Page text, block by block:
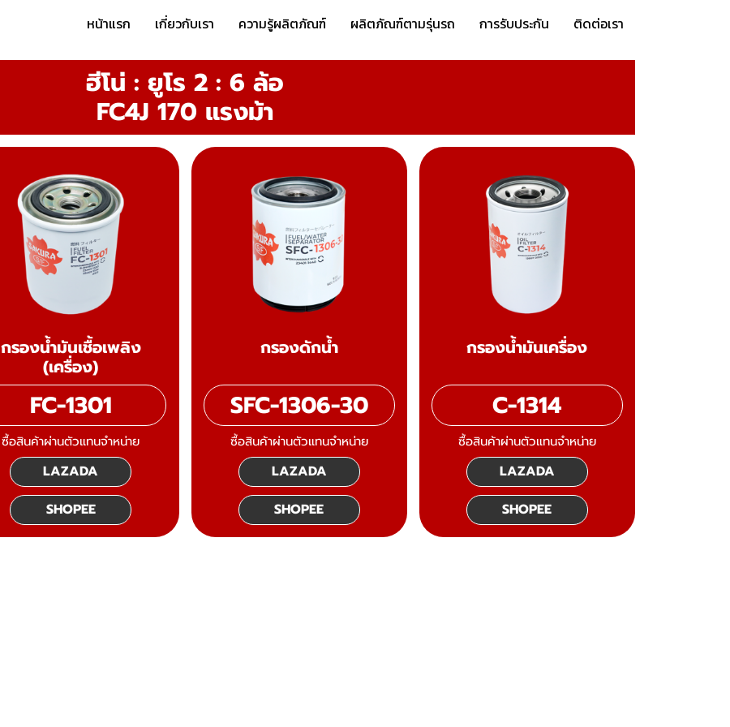
หน้าแรก เกี่ยวกับเรา ความรู้ผลิตภัณฑ์ ผลิตภัณฑ์ตามรุ่นรถ การรับประกัน ติดต่อเรา
ฮีโน่ : ยูโร 2 : 6 ล้อ
FC4J 170 แรงม้า
กรองน้ำมันเชื้อเพลิง
(เครื่อง)
FC-1301
ซื้อสินค้าผ่านตัวแทนจำหน่าย
LAZADA
SHOPEE
กรองดักน้ำ
SFC-1306-30
ซื้อสินค้าผ่านตัวแทนจำหน่าย
LAZADA
SHOPEE
กรองน้ำมันเครื่อง
C-1314
ซื้อสินค้าผ่านตัวแทนจำหน่าย
LAZADA
SHOPEE